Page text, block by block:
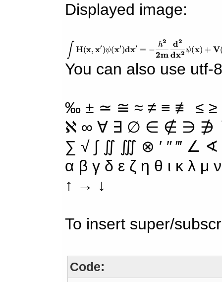
Displayed image:
You can also use utf-
‰ ± ≃ ≅ ≈ ≠ ≡ ≢ ≤
ℵ ∞ ∀ ∃ ∅ ∈ ∉ ∋ ∌
∑ √ ∫ ∬ ∭ ⊗ ′ ″ ‴ ∠
α β γ δ ε ζ η θ ι κ λ
↑ → ↓
To insert super/
Code: